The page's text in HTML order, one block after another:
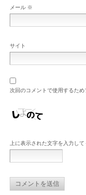
メール ※
サイト
次回のコメントで使用するた
上に表示された文字を入力して